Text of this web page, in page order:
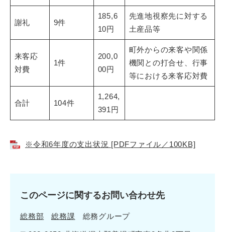
謝礼 9件
185,6
10円
先進地視察先に対する
土産品等
来客応
対費
1件
200,0
00円
町外からの来客や関係
機関との打合せ、行事
等における来客応対費
合計 104件
1,264,
391円
※令和6年度の支出状況 [PDFファイル／100KB]
このページに関するお問い合わせ先
総務部 総務課 総務グループ